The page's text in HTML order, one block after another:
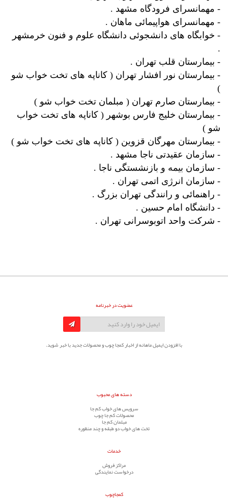
- مهمانسرای فرودگاه مشهد .
- مهمانسرای هواپیمائی ماهان .
- خوابگاه های دانشجوئی دانشگاه علوم و فنون خرمشهر
.
- بیمارستان قلب تهران .
- بیمارستان نور افشار تهران ( کاناپه های تخت خواب شو
)
- بیمارستان صارم تهران ( مبلمان تخت خواب شو )
- بیمارستان خلیج فارس بوشهر ( کاناپه های تخت خواب
شو )
- بیمارستان مهرگان قزوین ( کاناپه های تخت خواب شو )
- سازمان عقیدتی ناجا مشهد .
- سازمان بیمه و بازنشستگی ناجا .
- سازمان انرژی اتمی تهران .
- راهنمائی و رانندگی تهران بزرگ .
- دانشگاه امام حسین .
- شرکت واحد اتوبوسرانی تهران .
عضویت در خبرنامه
با افزودن ایمیل ماهانه از اخبار کمجا چوب و محصولات جدید با خبر شوید.
دسته های محبوب
سرویس های خواب کم جا
محصولات کم جا چوب
مبلمان کم جا
تخت های خواب دو طبقه و چند منظوره
خدمات
مراکز فروش
درخواست نمایندگی
کمجاچوب